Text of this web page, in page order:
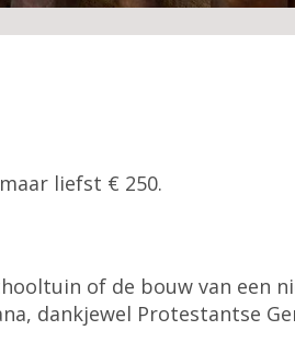
liefst € 250.
of de bouw van een
dankjewel Protestantse